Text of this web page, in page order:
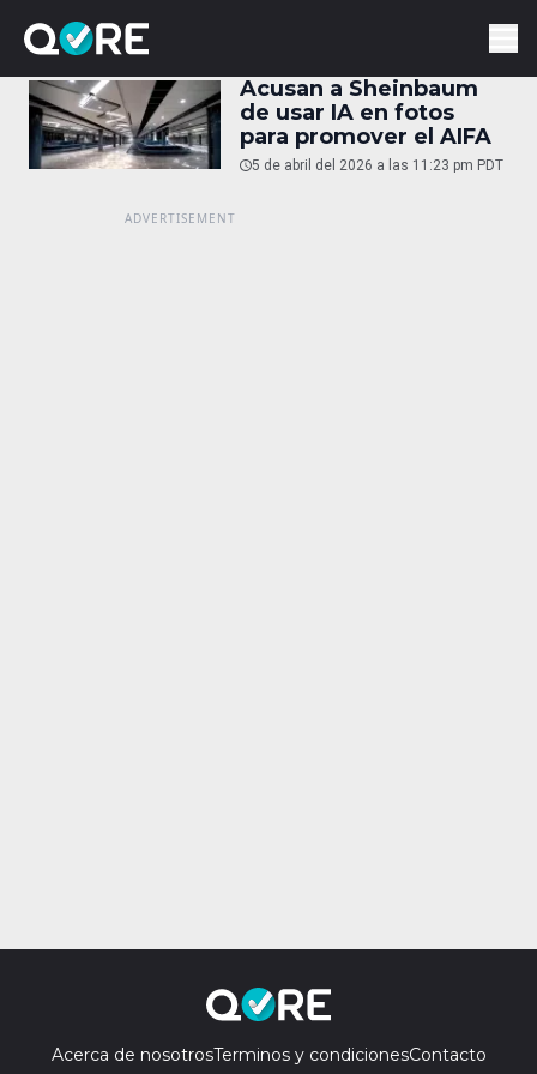
Acusan a Sheinbaum
de usar IA en fotos
para promover el AIFA
5 de abril del 2026 a las 11:23 pm PDT
Acerca de nosotrosTerminos y condicionesContacto